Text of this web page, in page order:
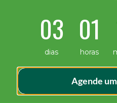
03
dias
01
horas
Agende
impactam
diretamente da aplicação final
a resistência à
engrenagens e sistemas de